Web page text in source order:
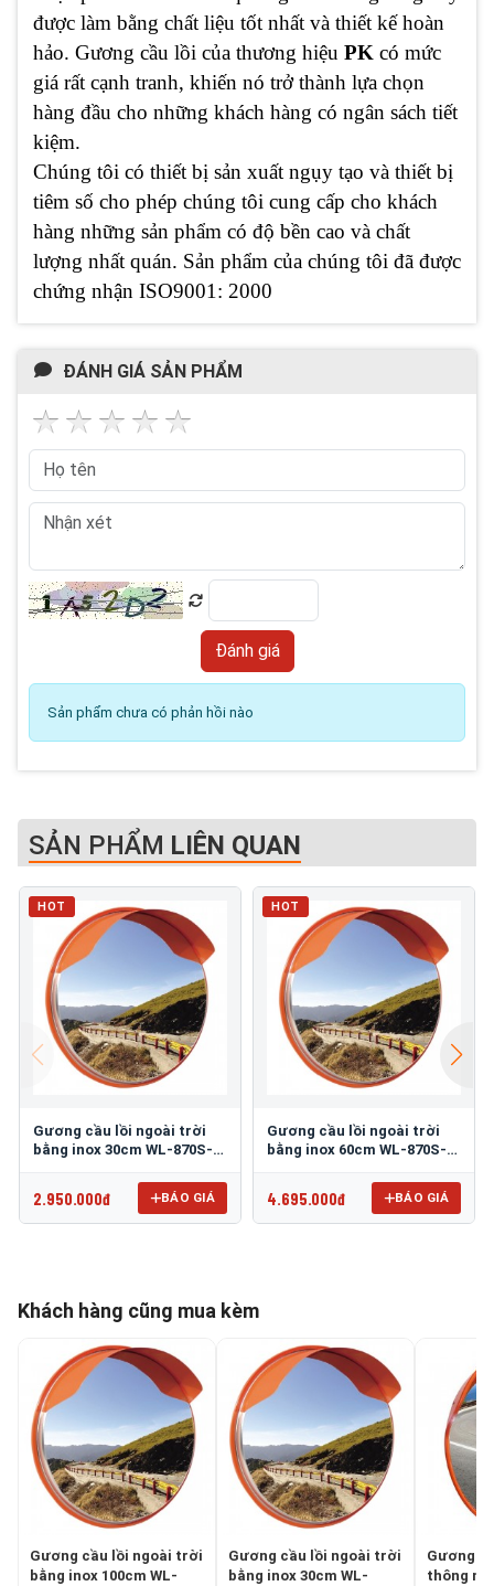
được làm bằng chất liệu tốt nhất và thiết kế hoàn
hảo. Gương cầu lồi của thương hiệu PK có mức
giá rất cạnh tranh, khiến nó trở thành lựa chọn
hàng đầu cho những khách hàng có ngân sách tiết
kiệm.
Chúng tôi có thiết bị sản xuất ngụy tạo và thiết bị
tiêm số cho phép chúng tôi cung cấp cho khách
hàng những sản phẩm có độ bền cao và chất
lượng nhất quán. Sản phẩm của chúng tôi đã được
chứng nhận ISO9001: 2000
ĐÁNH GIÁ SẢN PHẨM
Sản phẩm chưa có phản hồi nào
SẢN PHẨM LIÊN QUAN
HOT
Gương cầu lồi ngoài trời
bằng inox 30cm WL-870S-
2.950.000đ BÁO GIÁ
HOT
Gương cầu lồi ngoài trời
bằng inox 60cm WL-870S-
4.695.000đ BÁO GIÁ
Khách hàng cũng mua kèm
Gương cầu lồi ngoài trời
bằng inox 100cm WL-
Gương cầu lồi ngoài trời
bằng inox 30cm WL-
Gương
thông